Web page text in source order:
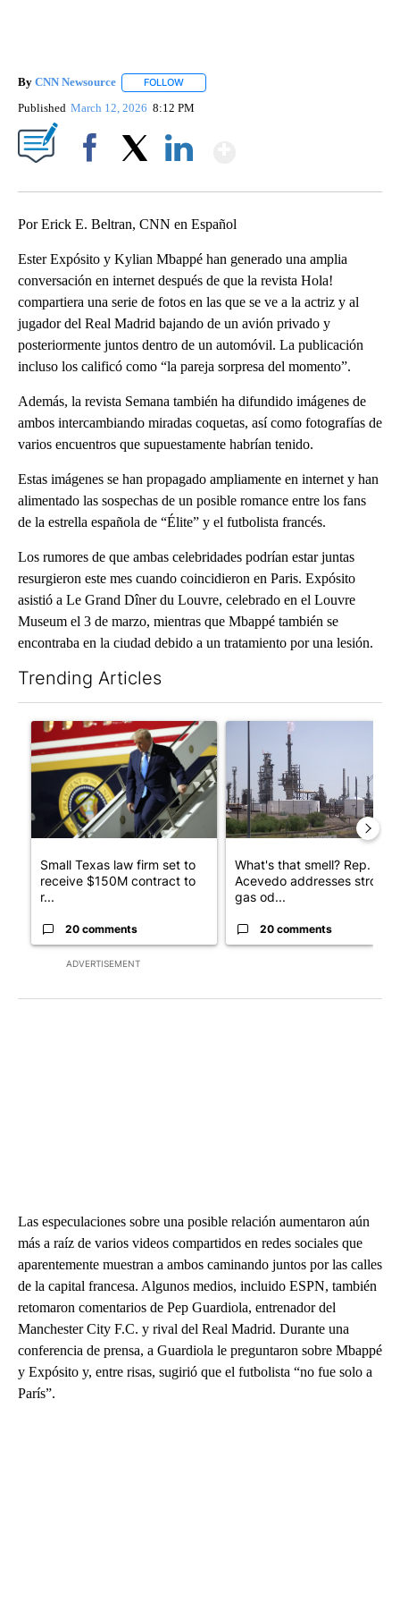
By CNN Newsource FOLLOW
Published March 12, 2026 8:12 PM
Por Erick E. Beltran, CNN en Español
Ester Expósito y Kylian Mbappé han generado una amplia
conversación en internet después de que la revista Hola!
compartiera una serie de fotos en las que se ve a la actriz y al
jugador del Real Madrid bajando de un avión privado y
posteriormente juntos dentro de un automóvil. La publicación
incluso los calificó como “la pareja sorpresa del momento”.
Además, la revista Semana también ha difundido imágenes de
ambos intercambiando miradas coquetas, así como fotografías de
varios encuentros que supuestamente habrían tenido.
Estas imágenes se han propagado ampliamente en internet y han
alimentado las sospechas de un posible romance entre los fans
de la estrella española de “Élite” y el futbolista francés.
Los rumores de que ambas celebridades podrían estar juntas
resurgieron este mes cuando coincidieron en Paris. Expósito
asistió a Le Grand Dîner du Louvre, celebrado en el Louvre
Museum el 3 de marzo, mientras que Mbappé también se
encontraba en la ciudad debido a un tratamiento por una lesión.
Trending Articles
ADVERTISEMENT
A trending article titled "Small Texas law firm set to receive
Small Texas law firm set to
receive $150M contract to
r...
20 comments
A trending article titled
What's that smell? Rep.
Acevedo addresses strong
gas od...
20 comments
Las especulaciones sobre una posible relación aumentaron aún
más a raíz de varios videos compartidos en redes sociales que
aparentemente muestran a ambos caminando juntos por las calles
de la capital francesa. Algunos medios, incluido ESPN, también
retomaron comentarios de Pep Guardiola, entrenador del
Manchester City F.C. y rival del Real Madrid. Durante una
conferencia de prensa, a Guardiola le preguntaron sobre Mbappé
y Expósito y, entre risas, sugirió que el futbolista “no fue solo a
París”.